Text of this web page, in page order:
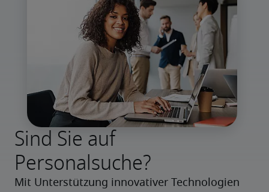
Sind Sie auf
Personalsuche?
Mit Unterstützung innovativer Technologien